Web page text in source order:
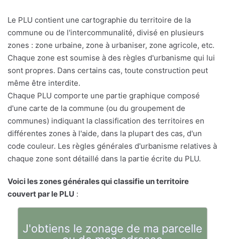
Le PLU contient une cartographie du territoire de la
commune ou de l'intercommunalité, divisé en plusieurs
zones : zone urbaine, zone à urbaniser, zone agricole, etc.
Chaque zone est soumise à des règles d'urbanisme qui lui
sont propres. Dans certains cas, toute construction peut
même être interdite.
Chaque PLU comporte une partie graphique composé
d'une carte de la commune (ou du groupement de
communes) indiquant la classification des territoires en
différentes zones à l'aide, dans la plupart des cas, d'un
code couleur. Les règles générales d'urbanisme relatives à
chaque zone sont détaillé dans la partie écrite du PLU.
Voici les zones générales qui classifie un territoire
couvert par le PLU :
J'obtiens le zonage de ma parcelle